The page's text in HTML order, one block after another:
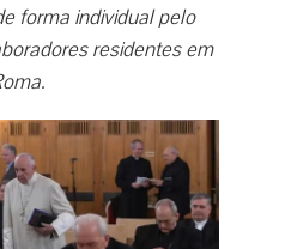
forma individual pelo
residentes em